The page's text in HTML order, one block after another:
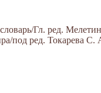
Гл. ред.
под ред. Токарева С.